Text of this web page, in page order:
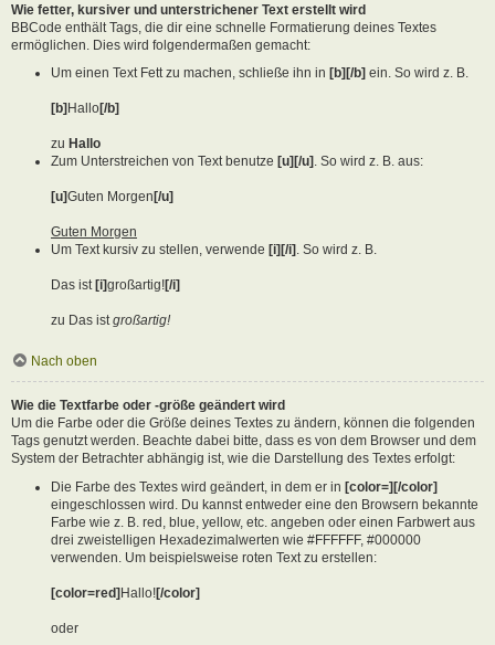
Wie fetter, kursiver und unterstrichener Text erstellt wird
BBCode enthält Tags, die dir eine schnelle Formatierung deines Textes
ermöglichen. Dies wird folgendermaßen gemacht:
Um einen Text Fett zu machen, schließe ihn in [b][/b] ein. So wird z. B.
[b] Hallo[/b]
zu Hallo
Zum Unterstreichen von Text benutze [u][/u] . So wird z. B. aus:
[u]Guten Morgen [/u]
Guten Morgen
Um Text kursiv zu stellen, verwende [i][/i] . So wird z. B.
Das ist [i]großartig![/i]
zu Das istgroßartig!
Nach oben
Wie die Textfarbe oder -größe geändert wird
Um die Farbe oder die Größe deines Textes zu ändern, können die folgenden
Tags genutzt werden. Beachte dabei bitte, dass es von dem Browser und dem
System der Betrachter abhängig ist, wie die Darstellung des Textes erfolgt:
Die Farbe des Textes wird geändert, in dem er in [color=][/color]
eingeschlossen wird. Du kannst entweder eine den Browsern bekannte
Farbe wie z. B. red, blue, yellow, etc. angeben oder einen Farbwert aus
drei zweistelligen Hexadezimalwerten wie #FFFFFF, #000000
verwenden. Um beispielsweise roten Text zu erstellen:
[color=red]Hallo![/color]
oder